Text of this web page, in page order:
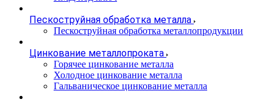
Пескоструйная обработка металла
Пескоструйная обработка металлопродукции
Цинкование металлопроката
Горячее цинкование металла
Холодное цинкование металла
Гальваническое цинкование металла